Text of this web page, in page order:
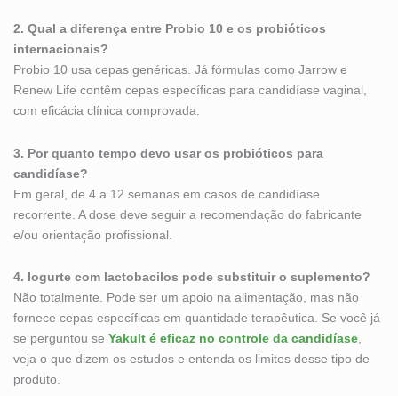
2. Qual a diferença entre Probio 10 e os probióticos
internacionais?
Probio 10 usa cepas genéricas. Já fórmulas como Jarrow e
Renew Life contêm cepas específicas para candidíase vaginal,
com eficácia clínica comprovada.
3. Por quanto tempo devo usar os probióticos para
candidíase?
Em geral, de 4 a 12 semanas em casos de candidíase
recorrente. A dose deve seguir a recomendação do fabricante
e/ou orientação profissional.
4. Iogurte com lactobacilos pode substituir o suplemento?
Não totalmente. Pode ser um apoio na alimentação, mas não
fornece cepas específicas em quantidade terapêutica. Se você já
se perguntou se Yakult é eficaz no controle da candidíase,
veja o que dizem os estudos e entenda os limites desse tipo de
produto.